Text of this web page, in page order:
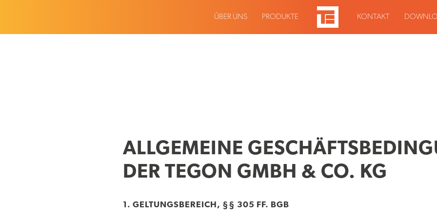
ÜBER UNS PRODUKTE KONTAKT
ALLGEMEINE
DER TEGON GMBH & CO. KG
1. GELTUNGSBEREICH, §§ 305 FF. BGB